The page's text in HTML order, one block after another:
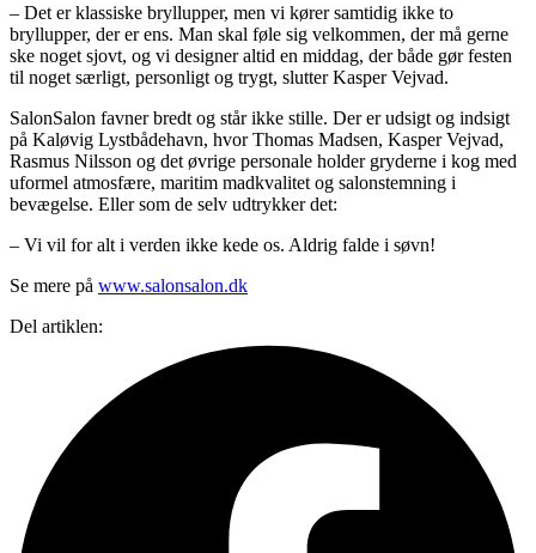
– Det er klassiske bryllupper, men vi kører samtidig ikke to
bryllupper, der er ens. Man skal føle sig velkommen, der må gerne
ske noget sjovt, og vi designer altid en middag, der både gør festen
til noget særligt, personligt og trygt, slutter Kasper Vejvad.
SalonSalon favner bredt og står ikke stille. Der er udsigt og indsigt
på Kaløvig Lystbådehavn, hvor Thomas Madsen, Kasper Vejvad,
Rasmus Nilsson og det øvrige personale holder gryderne i kog med
uformel atmosfære, maritim madkvalitet og salonstemning i
bevægelse. Eller som de selv udtrykker det:
– Vi vil for alt i verden ikke kede os. Aldrig falde i søvn!
Se mere på www.salonsalon.dk
Del artiklen: